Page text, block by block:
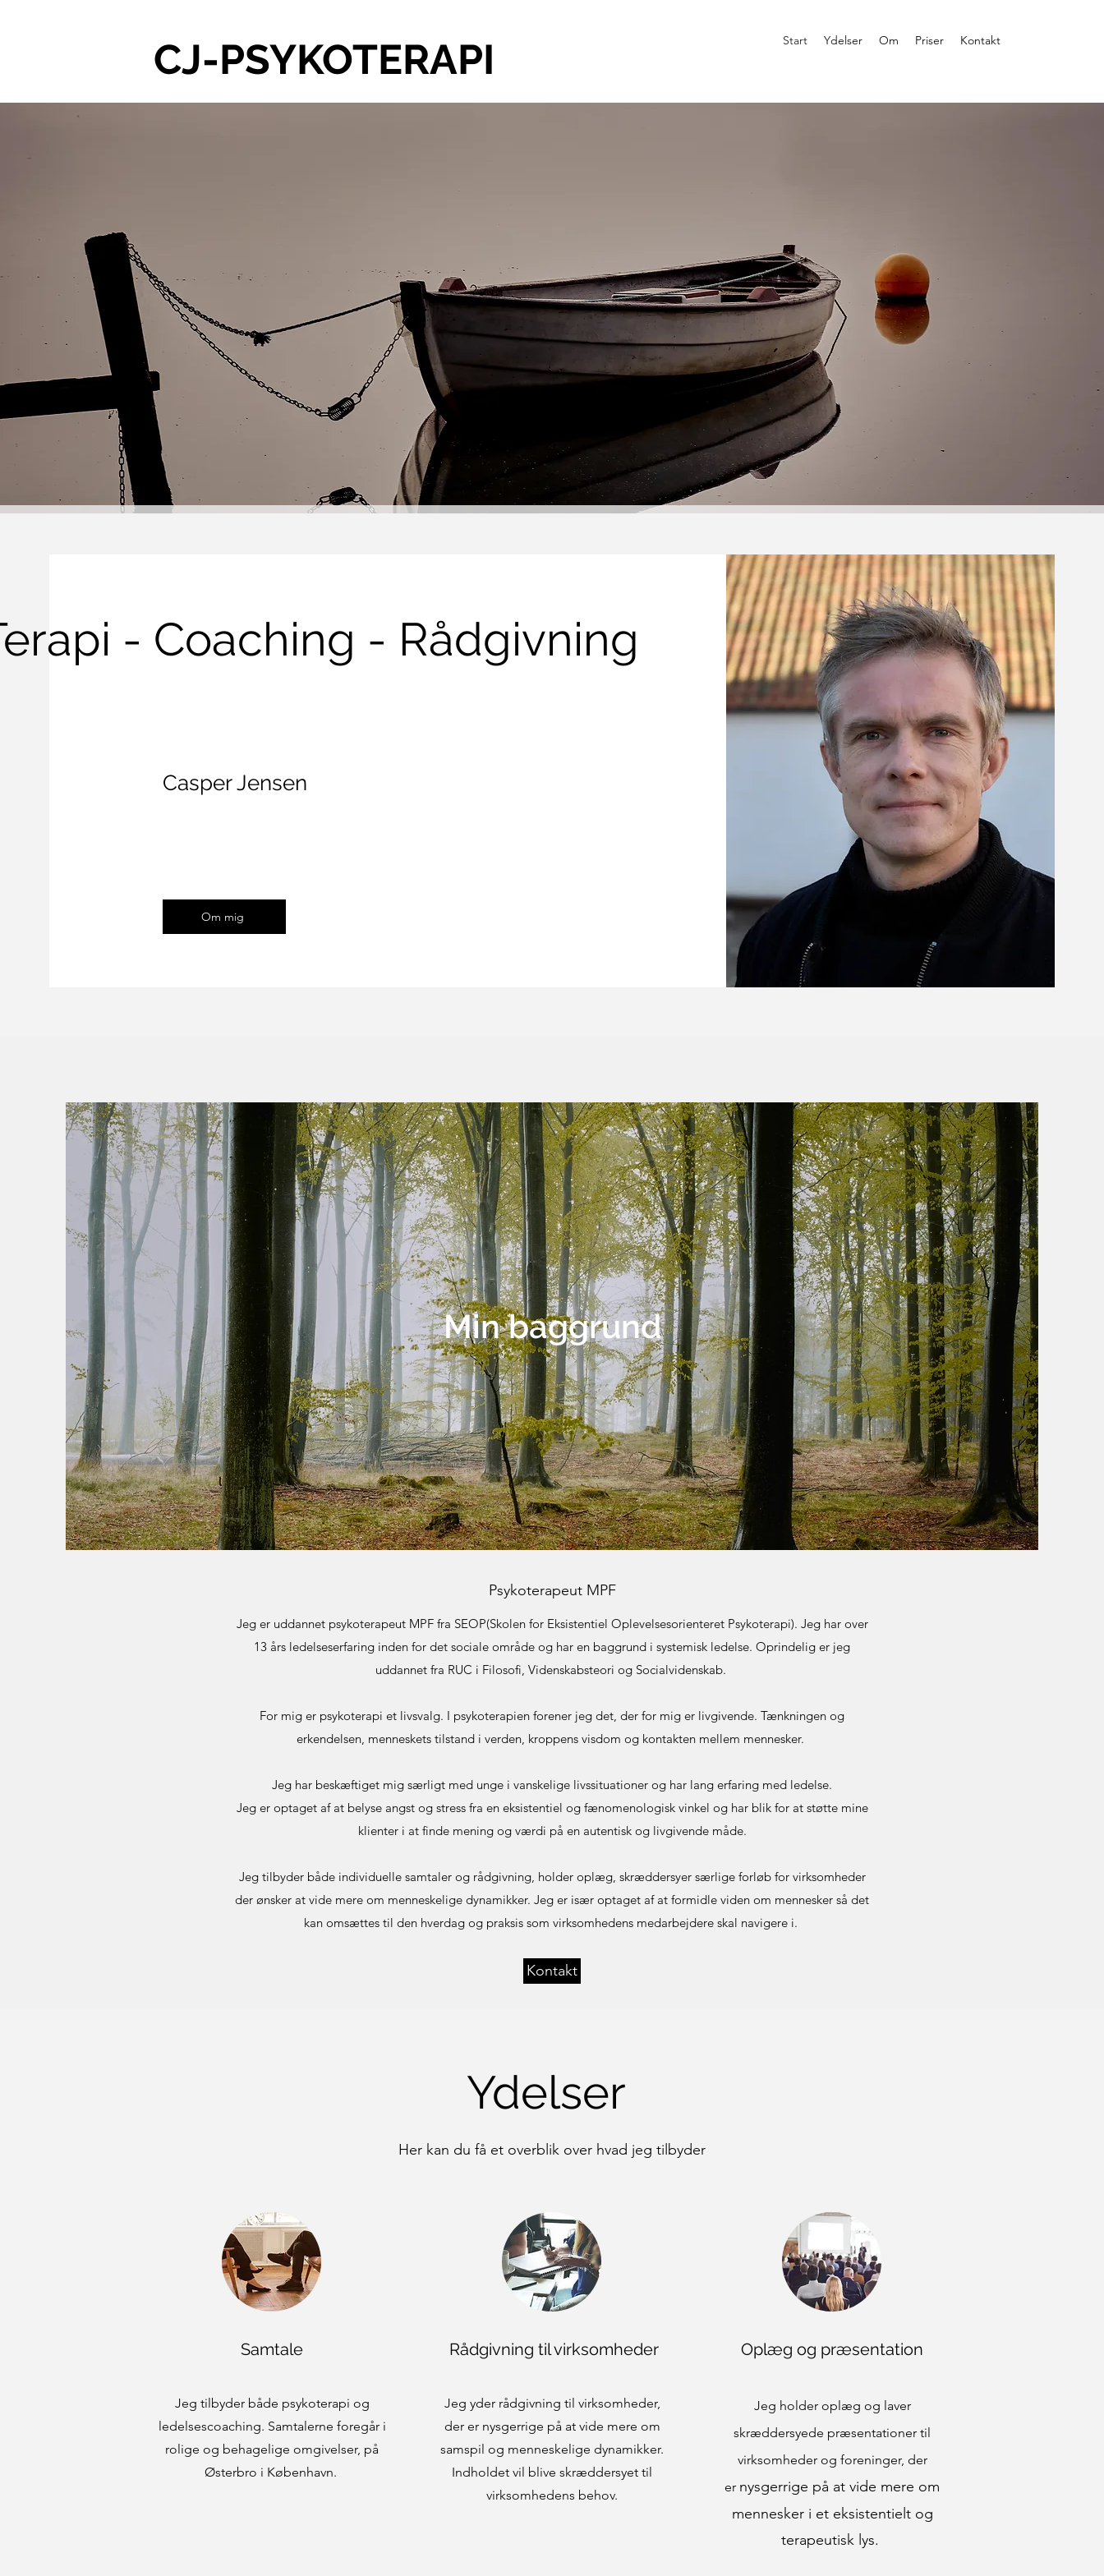
Start Ydelser Om Priser Kontakt
CJ-PSYKOTERAPI
- Coaching - Rådgivning
Casper Jensen
Om mig
Min baggrund
Psykoterapeut MPF
Jeg er uddannet psykoterapeut MPF fra SEOP(Skolen for Eksistentiel Oplevelsesorienteret Psykoterapi). Jeg har over
13 års ledelseserfaring inden for det sociale område og har en baggrund i systemisk ledelse. Oprindelig er jeg
uddannet fra RUC i Filosofi, Videnskabsteori og Socialvidenskab.
For mig er psykoterapi et livsvalg. I psykoterapien forener jeg det, der for mig er livgivende. Tænkningen og
erkendelsen, menneskets tilstand i verden, kroppens visdom og kontakten mellem mennesker.
Jeg har beskæftiget mig særligt med unge i vanskelige livssituationer og har lang erfaring med ledelse.
Jeg er optaget af at belyse angst og stress fra en eksistentiel og fænomenologisk vinkel og har blik for at støtte mine
klienter i at finde mening og værdi på en autentisk og livgivende måde.
Jeg tilbyder både individuelle samtaler og rådgivning, holder oplæg, skræddersyer særlige forløb for virksomheder
der ønsker at vide mere om menneskelige dynamikker. Jeg er især optaget af at formidle viden om mennesker så det
kan omsættes til den hverdag og praksis som virksomhedens medarbejdere skal navigere i.
Kontakt
Ydelser
Her kan du få et overblik over hvad jeg tilbyder
Samtale
Jeg tilbyder både psykoterapi og
ledelsescoaching. Samtalerne foregår i
rolige og behagelige omgivelser, på
Østerbro i København.
Rådgivning til virksomheder
Jeg yder rådgivning til virksomheder,
der er nysgerrige på at vide mere om
samspil og menneskelige dynamikker.
Indholdet vil blive skræddersyet til
virksomhedens behov.
Oplæg og præsentation
Jeg holder oplæg og laver
skræddersyede præsentationer til
virksomheder og foreninger, der
er nysgerrige på at vide mere om
mennesker i et eksistentielt og
terapeutisk lys.